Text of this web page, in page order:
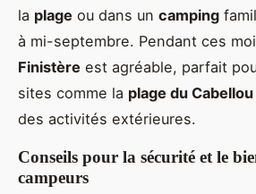
la plage ou dans un camping
à mi-septembre. Pendant ces
Finistère est agréable, parfait
sites comme la plage du Cabellou
des activités extérieures.
Conseils pour la sécurité et le
campeurs